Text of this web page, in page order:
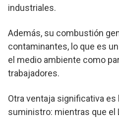
industriales.
Además, su combustión
contaminantes, lo que es
el medio ambiente como
trabajadores.
Otra ventaja significativa es
suministro: mientras que el